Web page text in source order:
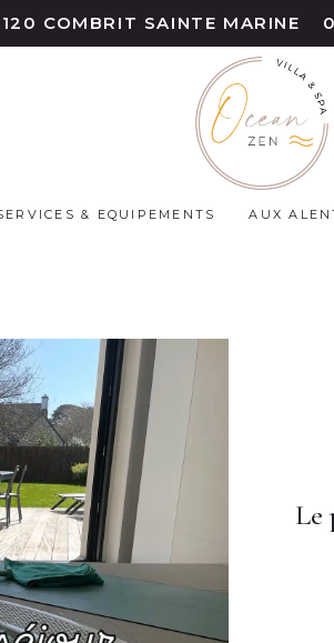
COMBRIT SAINTE MARINE
& EQUIPEMENTS AUX
Le